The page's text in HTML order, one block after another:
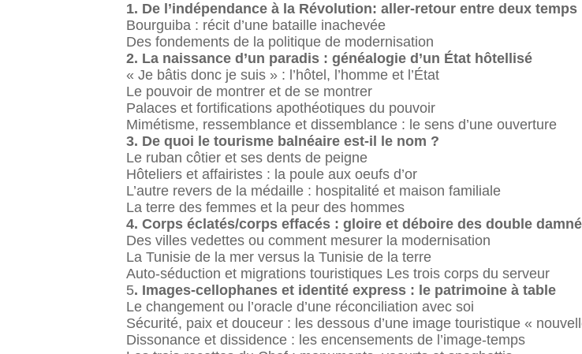
1. De l’indépendance à la Révolution: aller-retour entre deux temps
Bourguiba : récit d’une bataille inachevée
Des fondements de la politique de modernisation
2. La naissance d’un paradis : généalogie d’un État hôtellisé
« Je bâtis donc je suis » : l’hôtel, l’homme et l’État
Le pouvoir de montrer et de se montrer
Palaces et fortifications apothéotiques du pouvoir
Mimétisme, ressemblance et dissemblance : le sens d’une ouverture
3. De quoi le tourisme balnéaire est-il le nom ?
Le ruban côtier et ses dents de peigne
Hôteliers et affairistes : la poule aux oeufs d’or
L’autre revers de la médaille : hospitalité et maison familiale
La terre des femmes et la peur des hommes
4. Corps éclatés/corps effacés : gloire et déboire des double
Des villes vedettes ou comment mesurer la modernisation
La Tunisie de la mer versus la Tunisie de la terre
Auto-séduction et migrations touristiques Les trois corps du serveur
5. Images-cellophanes et identité express : le patrimoine à table
Le changement ou l’oracle d’une réconciliation avec soi
Sécurité, paix et douceur : les dessous d’une image touristique «
Dissonance et dissidence : les encensements de l’image-temps